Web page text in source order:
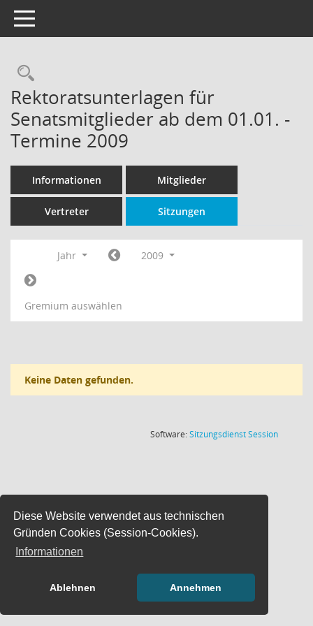
Diese Website verwendet aus technischen
Gründen Cookies (Session-Cookies).
Informationen
Ablehnen Annehmen
Toggle navigation
Rechercheauswahl
Rektoratsunterlagen für
Senatsmitglieder ab dem 01.01. -
Termine 2009
Informationen Mitglieder
Vertreter Sitzungen
Jahr 2009
Gremium auswählen
Keine Daten gefunden.
Software:SitzungsdienstSession(Wird in